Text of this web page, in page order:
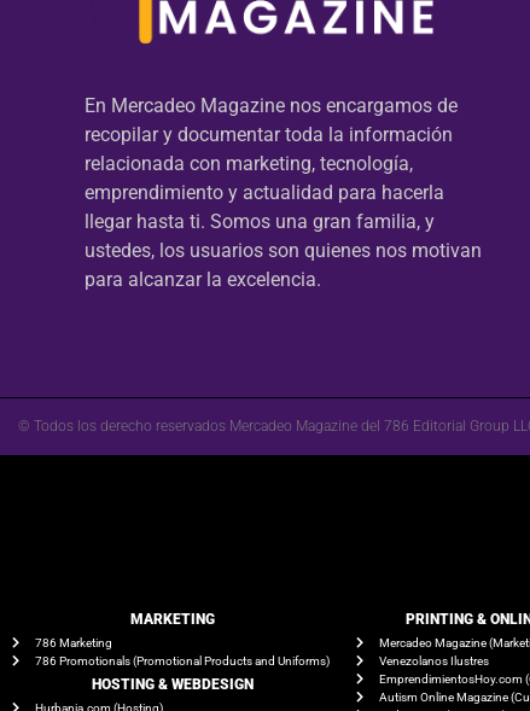
En Mercadeo Magazine nos encargamos de
recopilar y documentar toda la información
relacionada con marketing, tecnología,
emprendimiento y actualidad para hacerla
llegar hasta ti. Somos una gran familia, y
ustedes, los usuarios son quienes nos motivan
para alcanzar la excelencia.
© Todos los derecho reservados Mercadeo Magazine del 786 Editorial Group
MARKETING
786 Marketing
786 Promotionals (Promotional Products and Uniforms)
HOSTING & WEBDESIGN
Hurbania.com (Hosting)
PRINTING &
Mercadeo Magazine
Venezolanos Ilustres
EmprendimientosHoy.com
Autism Online Magazine